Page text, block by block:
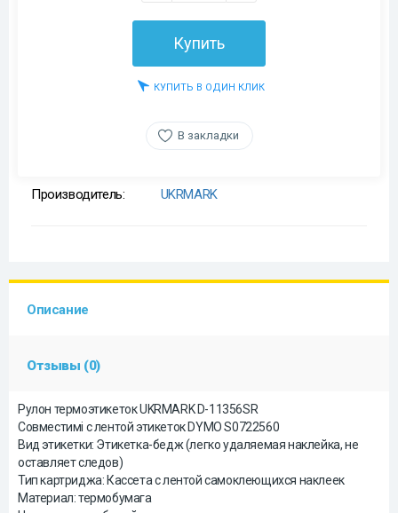
Купить
КУПИТЬ В ОДИН КЛИК
В закладки
Производитель: UKRMARK
Описание
Отзывы (0)
Рулон термоэтикеток UKRMARK D-11356SR
Совместимі с лентой этикеток DYMO S0722560
Вид этикетки: Этикетка-бедж (легко удаляемая наклейка, не
оставляет следов)
Тип картриджа: Кассета с лентой самоклеющихся наклеек
Материал: термобумага